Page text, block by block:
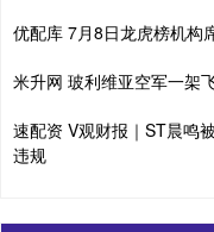
优配库 7月8日龙虎榜机构
米升网 玻利维亚空军一架
速配资 V观财报｜ST晨鸣
违规